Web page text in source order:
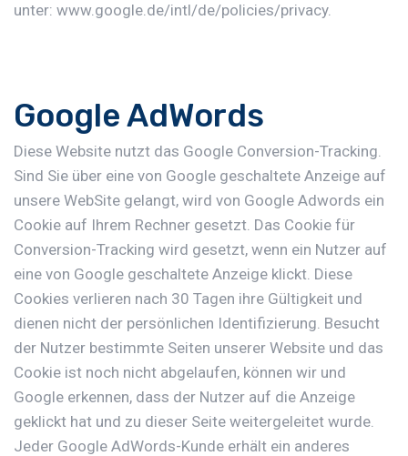
unter: www.google.de/intl/de/policies/privacy.
Google AdWords
Diese Website nutzt das Google Conversion-Tracking.
Sind Sie über eine von Google geschaltete Anzeige auf
unsere WebSite gelangt, wird von Google Adwords ein
Cookie auf Ihrem Rechner gesetzt. Das Cookie für
Conversion-Tracking wird gesetzt, wenn ein Nutzer auf
eine von Google geschaltete Anzeige klickt. Diese
Cookies verlieren nach 30 Tagen ihre Gültigkeit und
dienen nicht der persönlichen Identifizierung. Besucht
der Nutzer bestimmte Seiten unserer Website und das
Cookie ist noch nicht abgelaufen, können wir und
Google erkennen, dass der Nutzer auf die Anzeige
geklickt hat und zu dieser Seite weitergeleitet wurde.
Jeder Google AdWords-Kunde erhält ein anderes